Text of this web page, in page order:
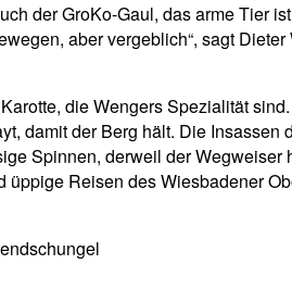
der GroKo-Gaul, das arme Tier
aber vergeblich“, sagt
die Wengers Spezialität
damit der Berg hält. Die
Spinnen, derweil der
Reisen des Wiesbadener